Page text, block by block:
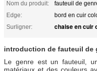
Nom du produit:
fauteuil de
Edge:
bord en cuir
Surligner:
chaise en cuir
introduction de fauteuil de
Le genre est un fauteuil,